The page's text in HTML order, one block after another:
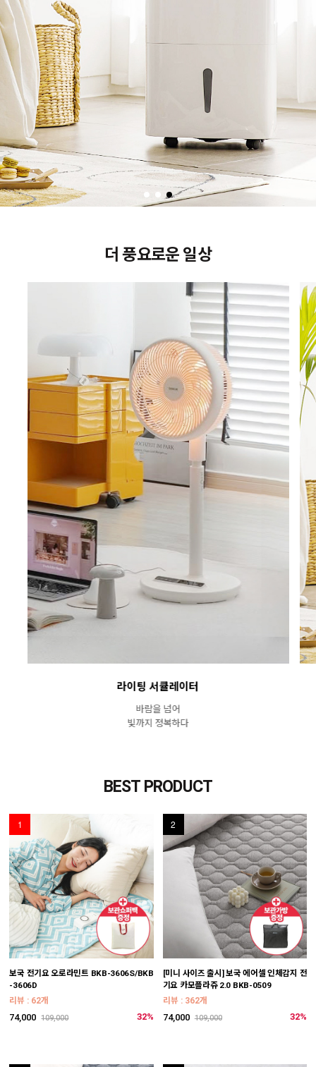
더 풍요로운 일상
라이팅 서큘레이터
바람을 넘어
빛까지 정복하다
BEST PRODUCT
1
보국 전기요 오로라민트 BKB-3606S/BKB
-3606D
리뷰 : 62개
32%
74,000 109,000
2
[미니 사이즈 출시] 보국 에어셀 인체감지 전
기요 카모플라쥬 2.0 BKB-0509
리뷰 : 362개
32%
74,000 109,000